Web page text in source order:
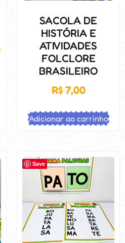
SACOLA DE
HISTÓRIA E
ATIVIDADES
FOLCLORE
BRASILEIRO
R$7,00
Adicionar ao carrinho
Save